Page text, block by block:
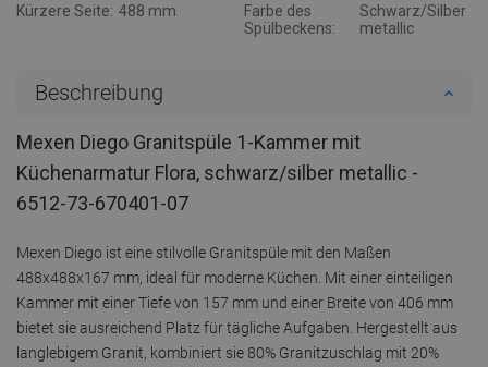
Kürzere Seite: 488 mm
Farbe des
Spülbeckens:
Schwarz/Silber
metallic
Beschreibung
Mexen Diego Granitspüle 1-Kammer mit
Küchenarmatur Flora, schwarz/silber metallic -
6512-73-670401-07
Mexen Diego ist eine stilvolle Granitspüle mit den Maßen
488x488x167 mm, ideal für moderne Küchen. Mit einer einteiligen
Kammer mit einer Tiefe von 157 mm und einer Breite von 406 mm
bietet sie ausreichend Platz für tägliche Aufgaben. Hergestellt aus
langlebigem Granit, kombiniert sie 80% Granitzuschlag mit 20%